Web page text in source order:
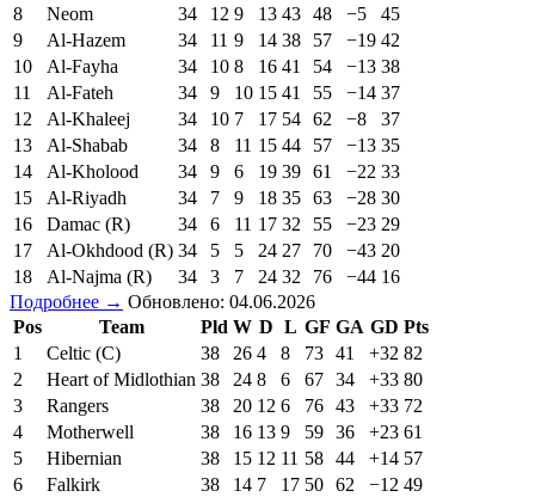
8
Neom 34 12 9 13 43 48 −5
45
9
Al-Hazem 34 11 9 14 38 57 −19 42
10
Al-Fayha 34 10 8 16 41 54 −13 38
11
Al-Fateh 34 9 10 15 41 55 −14 37
12
Al-Khaleej 34 10 7 17 54 62 −8
37
13
Al-Shabab 34 8 11 15 44 57 −13 35
14
Al-Kholood 34 9 6 19 39 61 −22 33
15
Al-Riyadh 34 7 9 18 35 63 −28 30
16
Damac (R) 34 6 11 17 32 55 −23 29
17
Al-Okhdood (R) 34 5 5 24 27 70 −43 20
18
Al-Najma (R) 34 3 7 24 32 76 −44 16
Подробнее → Обновлено: 04.06.2026
Pos
Team Pld W D L GF GA GD Pts
1
Celtic (C) 38 26 4 8 73 41 +32 82
2
Heart of Midlothian 38 24 8 6 67 34 +33 80
3
Rangers 38 20 12 6 76 43 +33 72
4
Motherwell 38 16 13 9 59 36 +23 61
5
Hibernian 38 15 12 11 58 44 +14 57
6
Falkirk 38 14 7 17 50 62 −12 49